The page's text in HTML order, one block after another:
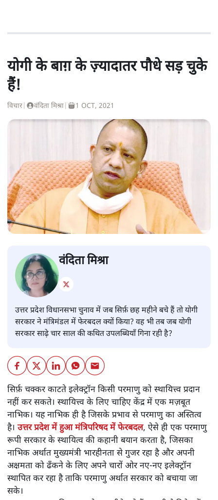
योगी के बाग़ के ज़्यादातर पौधे सड़ चुके
हैं!
विचार वंदिता मिश्रा 1 OCT, 2021
वंदिता मिश्रा
उत्तर प्रदेश विधानसभा चुनाव में जब सिर्फ़ छह महीने बचे हैं तो योगी
सरकार ने मंत्रिमंडल में फेरबदल क्यों किया? वह भी तब जब योगी
सरकार साढ़े चार साल की कथित उपलब्धियाँ गिना रही है?
सिर्फ़ चक्कर काटते इलेक्ट्रॉन किसी परमाणु को स्थायित्त्व प्रदान
नहीं कर सकते। स्थायित्त्व के लिए चाहिए केंद्र में एक मज़बूत
नाभिक। यह नाभिक ही है जिसके प्रभाव से परमाणु का अस्तित्व
है। उत्तर प्रदेश में हुआ मंत्रिपरिषद में फेरबदल, ऐसे ही एक परमाणु
रूपी सरकार के स्थायित्व की कहानी बयान करता है, जिसका
नाभिक अर्थात मुख्यमंत्री भारहीनता से गुजर रहा है और अपनी
अक्षमता को ढँकने के लिए अपने चारों ओर नए-नए इलेक्ट्रॉन
स्थापित कर रहा है ताकि परमाणु अर्थात सरकार को बचाया जा
सके।